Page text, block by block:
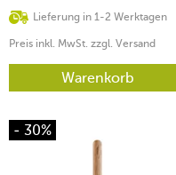
Lieferung in 1-2 Werktagen
Preis inkl. MwSt. zzgl. Versand
Warenkorb
- 30%